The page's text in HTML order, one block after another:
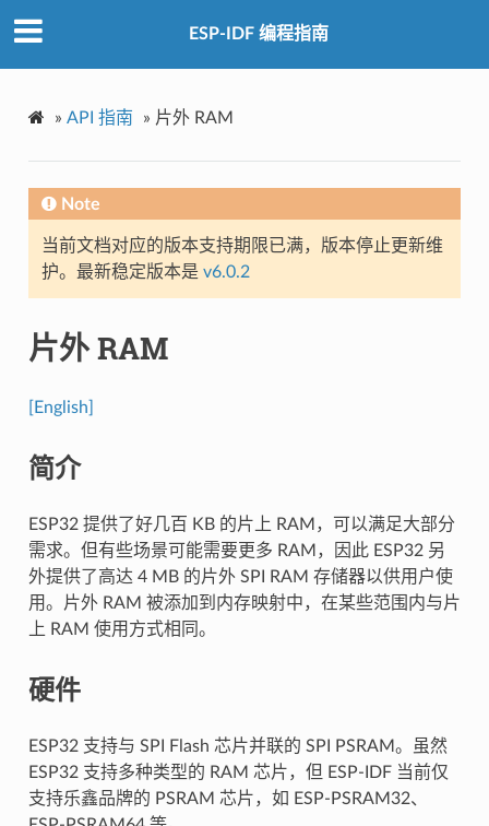
ESP-IDF 编程指南
» API 指南 » 片外 RAM
Note
当前文档对应的版本支持期限已满，版本停止更新维
护。最新稳定版本是 v6.0.2
片外 RAM
[English]
简介
ESP32 提供了好几百 KB 的片上 RAM，可以满足大部分
需求。但有些场景可能需要更多 RAM，因此 ESP32 另
外提供了高达 4 MB 的片外 SPI RAM 存储器以供用户使
用。片外 RAM 被添加到内存映射中，在某些范围内与片
上 RAM 使用方式相同。
硬件
ESP32 支持与 SPI Flash 芯片并联的 SPI PSRAM。虽然
ESP32 支持多种类型的 RAM 芯片，但 ESP-IDF 当前仅
支持乐鑫品牌的 PSRAM 芯片，如 ESP-PSRAM32、